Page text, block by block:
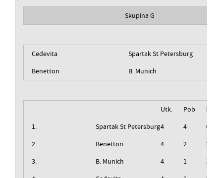
Skupina G
Cedevita
Spartak St Petersburg
Benetton
B. Munich
Utk. Pob
Izg
1.
Spartak St Petersburg4 4
0
2.
Benetton 4 2
2
3.
B. Munich 4 1
3